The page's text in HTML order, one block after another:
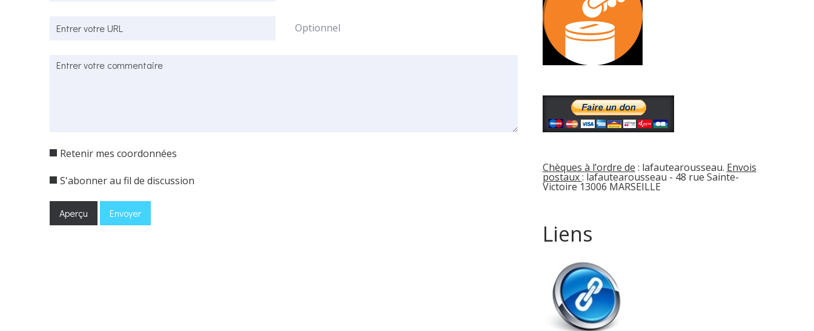
Optionnel
Retenir mes coordonnées
S'abonner au fil de discussion
Chèques à l’ordre de : lafautearousseau. Envois
postaux: lafautearousseau - 48 rue Sainte-
Victoire 13006 MARSEILLE
Liens